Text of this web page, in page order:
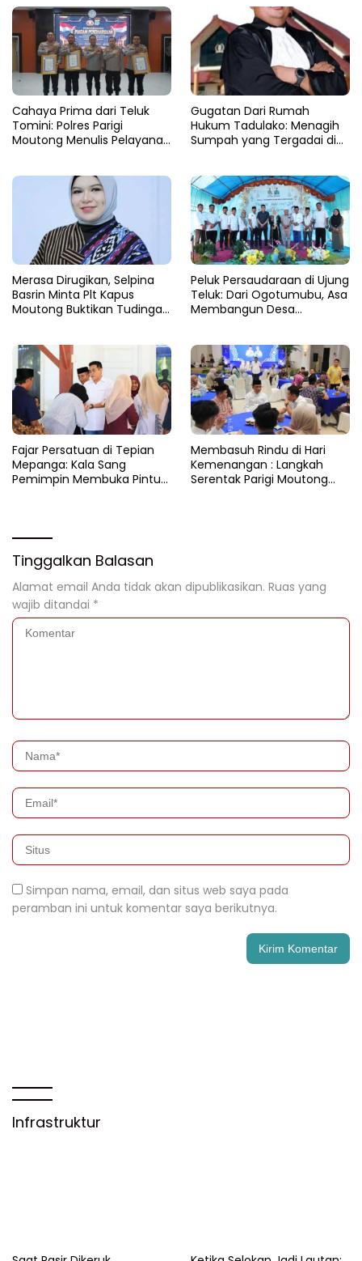
Cahaya Prima dari Teluk
Tomini: Polres Parigi
Moutong Menulis Pelayanan
Gugatan Dari Rumah
Hukum Tadulako: Menagih
Sumpah yang Tergadai di
Merasa Dirugikan, Selpina
Basrin Minta Plt Kapus
Moutong Buktikan Tudingan
Peluk Persaudaraan di Ujung
Teluk: Dari Ogotumubu, Asa
Membangun Desa
Fajar Persatuan di Tepian
Mepanga: Kala Sang
Pemimpin Membuka Pintu
​Membasuh Rindu di Hari
Kemenangan : Langkah
Serentak Parigi Moutong
Tinggalkan Balasan
Alamat email Anda tidak akan dipublikasikan. Ruas yang
wajib ditandai *
Simpan nama, email, dan situs web saya pada
peramban ini untuk komentar saya berikutnya.
Infrastruktur